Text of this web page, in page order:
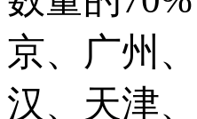
京、广州
汉、天津